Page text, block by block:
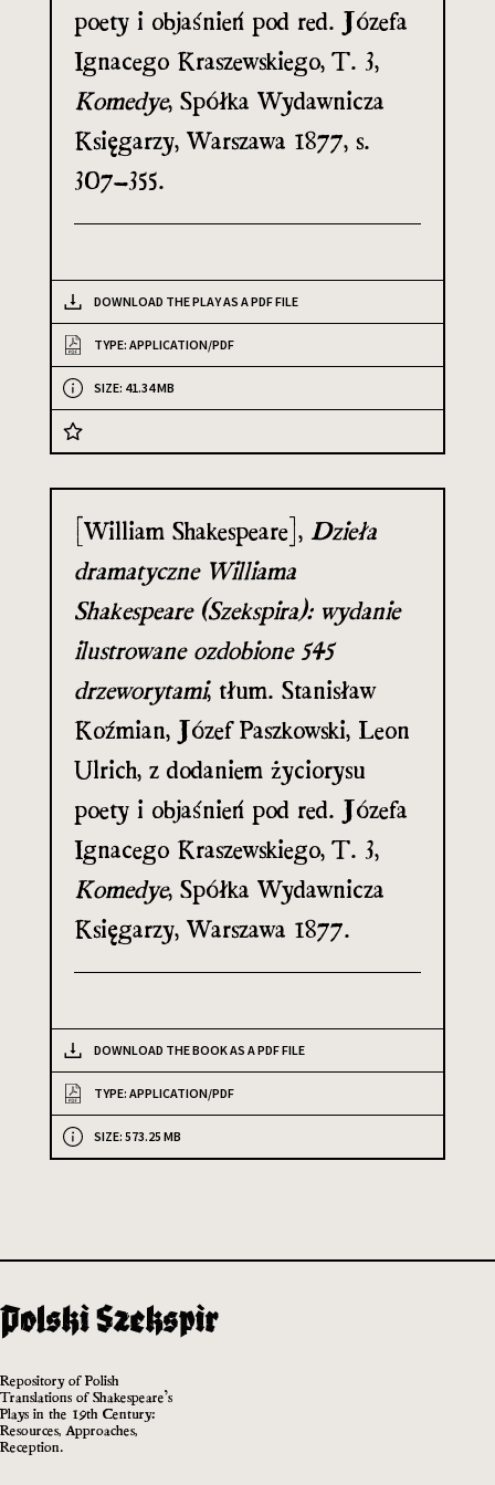
poety i objaśnień pod red. Józefa
Ignacego Kraszewskiego, T. 3,
Komedye, Spółka Wydawnicza
Księgarzy, Warszawa 1877, s.
307–355.
DOWNLOAD THE PLAY AS A PDF FILE
TYPE: APPLICATION/PDF
SIZE: 41.34 MB
[William Shakespeare], Dzieła
dramatyczne Williama
Shakespeare (Szekspira): wydanie
ilustrowane ozdobione 545
drzeworytami, tłum. Stanisław
Koźmian, Józef Paszkowski, Leon
Ulrich, z dodaniem życiorysu
poety i objaśnień pod red. Józefa
Ignacego Kraszewskiego, T. 3,
Komedye, Spółka Wydawnicza
Księgarzy, Warszawa 1877.
DOWNLOAD THE BOOK AS A PDF FILE
TYPE: APPLICATION/PDF
SIZE: 573.25 MB
Repository of Polish
Translations of Shakespeare’s
Plays in the 19th Century:
Resources, Approaches,
Reception.